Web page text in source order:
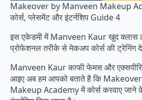
Makeover by Manveen Makeup
कोर्स, प्लेसमेंट और इंटर्नशिप Guide 4
इस एकेडमी में Manveen Kaur खुद क्लास
प्रोफेशनल तरीके से मेकअप कोर्स की ट्रेनिंग
Manveen Kaur काफी फेमस और
आइए अब हम आपको बताते है कि
Makeup Academy में कोर्स करवाए जाने